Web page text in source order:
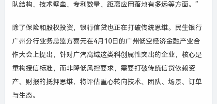
队结构、技术壁垒、专利数量、距离应用落地有多远等方面。”
除了保险和股权投资，银行信贷也正在打破传统思维。民生银行
广州分行业务总监方喜元在4月 10日的广州低空经济金融产业合
作大会上提出，针对广汽高域这类科创属性突出的企业，核心是
重构授信标准，而非降低风控要求，需要打破传统信贷依赖资
产、财报的抵押思维，将评估重心转向技术、团队、场景、订单
与生态。